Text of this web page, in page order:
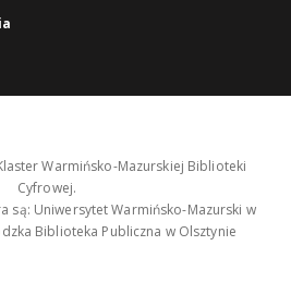
Warmińsko-Mazurskiej Biblioteki
Cyfrowej.
są: Uniwersytet Warmińsko-Mazurski w
Biblioteka Publiczna w Olsztynie